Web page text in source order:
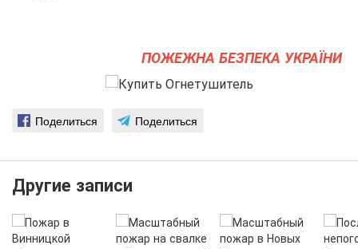
ПОЖЕЖНА БЕЗПЕКА УКРАЇНИ
Поделиться Поделиться
Другие записи